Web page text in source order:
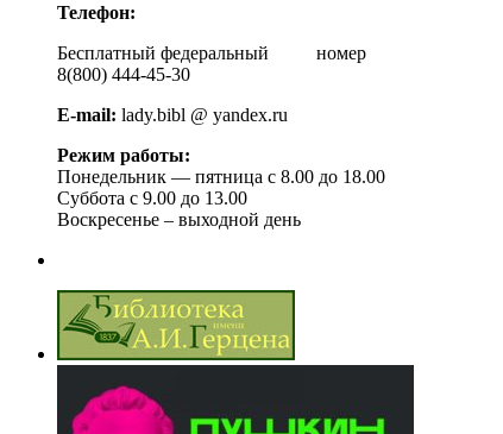
Телефон:
Бесплатный федеральный номер
8(800) 444-45-30
E-mail: lady.bibl @ yandex.ru
Режим работы:
Понедельник — пятница с 8.00 до 18.00
Суббота с 9.00 до 13.00
Воскресенье – выходной день